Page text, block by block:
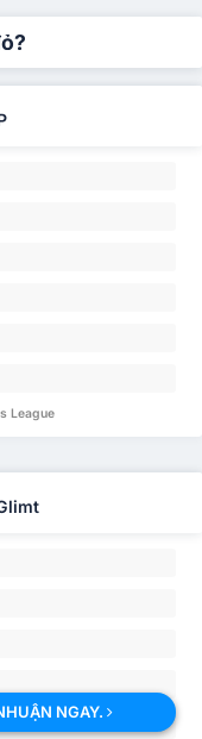
League
NGAY.